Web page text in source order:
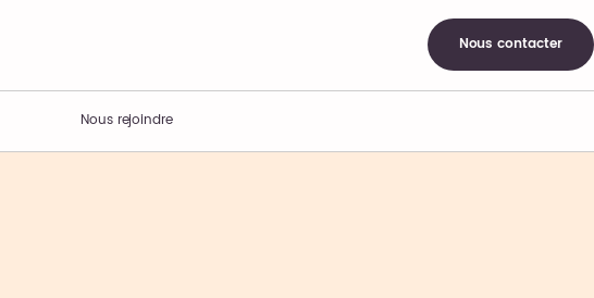
Nous contacter
Nous rejoindre